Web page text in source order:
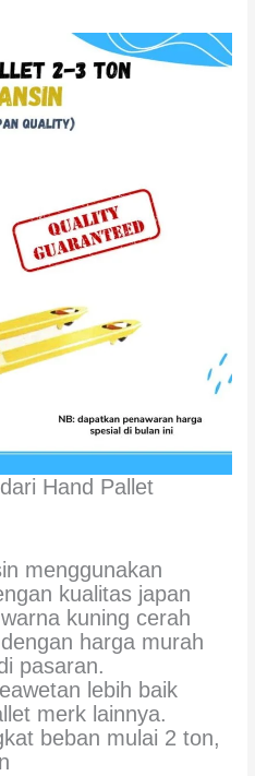
Hand Pallet
menggunakan
kualitas japan
kuning cerah
harga murah
pasaran.
lebih baik
merk lainnya.
beban mulai 2 ton,